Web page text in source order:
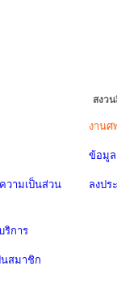
สงว
วามเป็นส่วน
ริการ
นสมาชิก
งานศ
ข้อมูล
ลงปร